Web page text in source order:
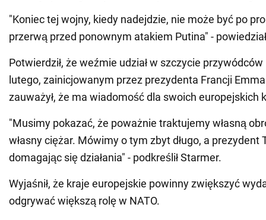
"Koniec tej wojny, kiedy nadejdzie, nie może być po
przerwą przed ponownym atakiem Putina" -
Potwierdził, że weźmie udział w szczycie przywódców
lutego, zainicjowanym przez prezydenta Francji
zauważył, że ma wiadomość dla swoich europejskich
"Musimy pokazać, że poważnie traktujemy własną
własny ciężar. Mówimy o tym zbyt długo, a prezydent
domagając się działania" - podkreślił Starmer.
Wyjaśnił, że kraje europejskie powinny zwiększyć
odgrywać większą rolę w NATO.